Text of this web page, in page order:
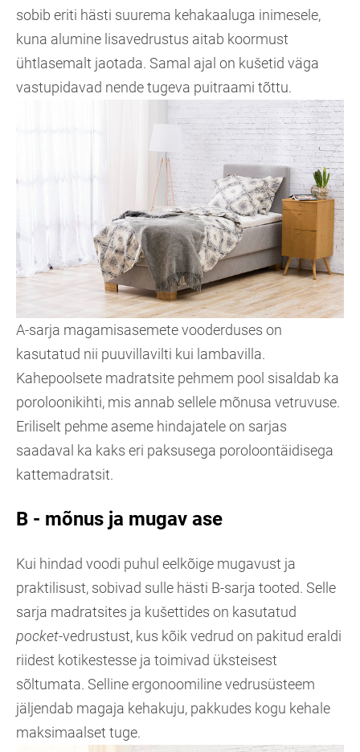
sobib eriti hästi suurema kehakaaluga inimesele,
kuna alumine lisavedrustus aitab koormust
ühtlasemalt jaotada. Samal ajal on kušetid väga
vastupidavad nende tugeva puitraami tõttu.
A-sarja magamisasemete vooderduses on
kasutatud nii puuvillavilti kui lambavilla.
Kahepoolsete madratsite pehmem pool sisaldab ka
poroloonikihti, mis annab sellele mõnusa vetruvuse.
Eriliselt pehme aseme hindajatele on sarjas
saadaval ka kaks eri paksusega poroloontäidisega
kattemadratsit.
B - mõnus ja mugav ase
Kui hindad voodi puhul eelkõige mugavust ja
praktilisust, sobivad sulle hästi B-sarja tooted. Selle
sarja madratsites ja kušettides on kasutatud
pocket-vedrustust, kus kõik vedrud on pakitud eraldi
riidest kotikestesse ja toimivad üksteisest
sõltumata. Selline ergonoomiline vedrusüsteem
jäljendab magaja kehakuju, pakkudes kogu kehale
maksimaalset tuge.